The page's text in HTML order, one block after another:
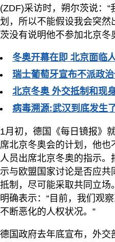
(ZDF)采访时，朔尔茨说：
划，所以不能假设我会突然
茨没有说明他不参加北京冬
冬奥开幕在即 北京面临
瑞士葡萄牙宣布不派政
北京冬奥 外交抵制和现
病毒溯源:武汉到底发生
1月初，德国《每日镜报》
席北京冬奥会的计划，他也
人员出席北京冬奥的指示。
示与欧盟国家讨论是否应共
抵制，尽可能采取共同立场
明确表示：“目前，我们观
不断恶化的人权状况。”
德国政府去年底宣布，外交